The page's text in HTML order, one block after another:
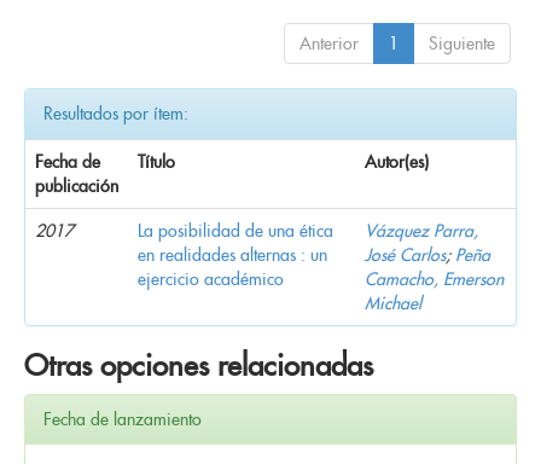
Anterior 1 Siguiente
Resultados por ítem:
Fecha de
publicación
Título Autor(es)
2017
La posibilidad de una ética
en realidades alternas : un
ejercicio académico
Vázquez Parra,
José Carlos; Peña
Camacho, Emerson
Michael
Otras opciones relacionadas
Fecha de lanzamiento